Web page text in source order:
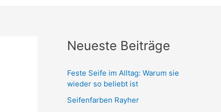
Neueste Beiträge
Feste Seife im Alltag: Warum sie
wieder so beliebt ist
Seifenfarben Rayher